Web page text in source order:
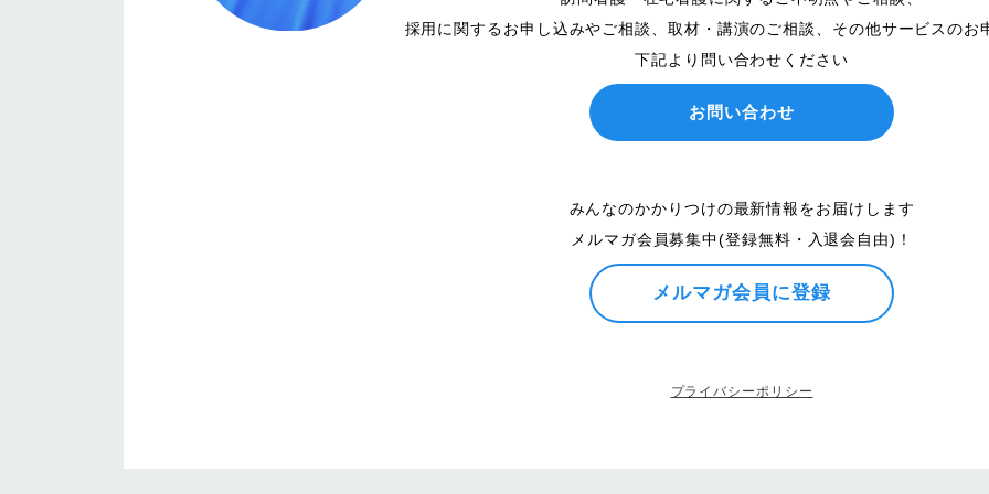
採用に関するお申し込みやご相談、取材・講演のご相談、その他サービスのお
下記より問い合わせください
お問い合わせ
みんなのかかりつけの最新情報をお届けします
メルマガ会員募集中(登録無料・入退会自由)！
メルマガ会員に登録
プライバシーポリシー